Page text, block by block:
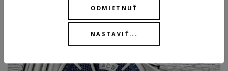
ODMIETNUŤ
NASTAVIŤ...